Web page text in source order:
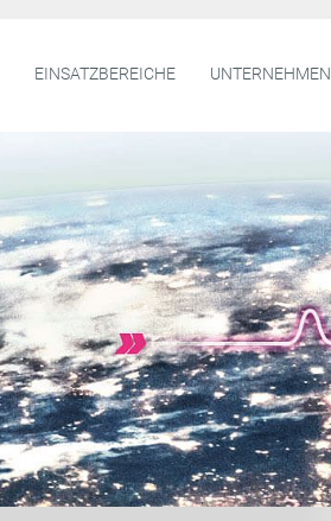
EINSATZBEREICHE UNTERNEHMEN